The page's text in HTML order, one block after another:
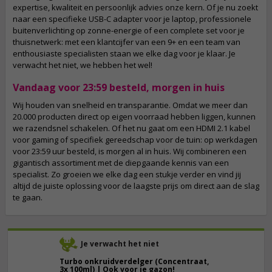
Je verwacht het niet
Turbo onkruidverdelger (Concentraat,
3x 100ml) | Ook voor je gazon!
expertise, kwaliteit en persoonlijk advies onze kern. Of je nu zoekt
naar een specifieke USB-C adapter voor je laptop, professionele
buitenverlichting op zonne-energie of een complete set voor je
thuisnetwerk: met een klantcijfer van een 9+ en een team van
enthousiaste specialisten staan we elke dag voor je klaar. Je
verwacht het niet, we hebben het wel!
Vandaag voor 23:59 besteld, morgen in huis
Wij houden van snelheid en transparantie. Omdat we meer dan
20.000 producten direct op eigen voorraad hebben liggen, kunnen
we razendsnel schakelen. Of het nu gaat om een HDMI 2.1 kabel
voor gaming of specifiek gereedschap voor de tuin: op werkdagen
voor 23:59 uur besteld, is morgen al in huis. Wij combineren een
gigantisch assortiment met de diepgaande kennis van een
specialist. Zo groeien we elke dag een stukje verder en vind jij
altijd de juiste oplossing voor de laagste prijs om direct aan de slag
te gaan.